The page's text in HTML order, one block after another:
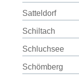
Satteldorf
Schiltach
Schluchsee
Schömberg